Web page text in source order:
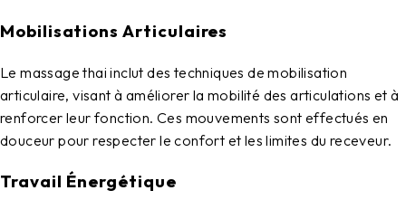
Mobilisations Articulaires
Le massage thai inclut des techniques de mobilisation
articulaire, visant à améliorer la mobilité des articulations et à
renforcer leur fonction. Ces mouvements sont effectués en
douceur pour respecter le confort et les limites du receveur.
Travail Énergétique